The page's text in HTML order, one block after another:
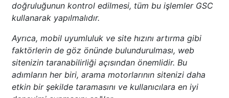
doğruluğunun kontrol edilmesi, tüm bu işlemler GSC
kullanarak yapılmalıdır.
Ayrıca, mobil uyumluluk ve site hızını artırma gibi
faktörlerin de göz önünde bulundurulması, web
sitenizin taranabilirliği açısından önemlidir. Bu
adımların her biri, arama motorlarının sitenizi daha
etkin bir şekilde taramasını ve kullanıcılara en iyi